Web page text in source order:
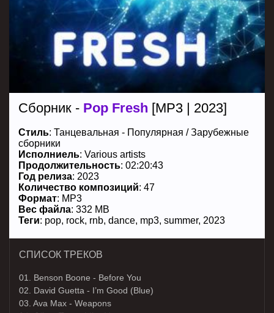
Сборник - Pop Fresh [MP3 | 2023]
Стиль: Танцевальная - Популярная /Зарубежные
сборники
Исполниель: Various artists
Продолжительность: 02:20:43
Год релиза: 2023
Количество композиций: 47
Формат: MP3
Вес файла: 332 MB
Теги: pop, rock, rnb, dance, mp3, summer, 2023
СПИСОК ТРЕКОВ
01. Benson Boone - Before You
02. David Guetta - I’m Good (Blue)
03. Ava Max - Weapons